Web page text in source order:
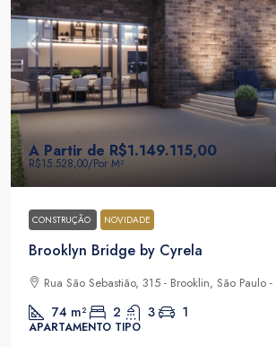
A Partir de R$1.149.115,00
R$15.528,00/Por M²
CONSTRUÇÃO NOVIDADE
Brooklyn Bridge by Cyrela
Rua São Sebastião, 315 - Brooklin, São Paulo
74 m² 2 3 1
APARTAMENTO TIPO